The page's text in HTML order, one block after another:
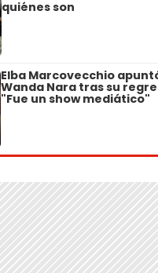
quiénes son
Elba Marcovecchio
Wanda Nara tras su
"Fue un show mediático"